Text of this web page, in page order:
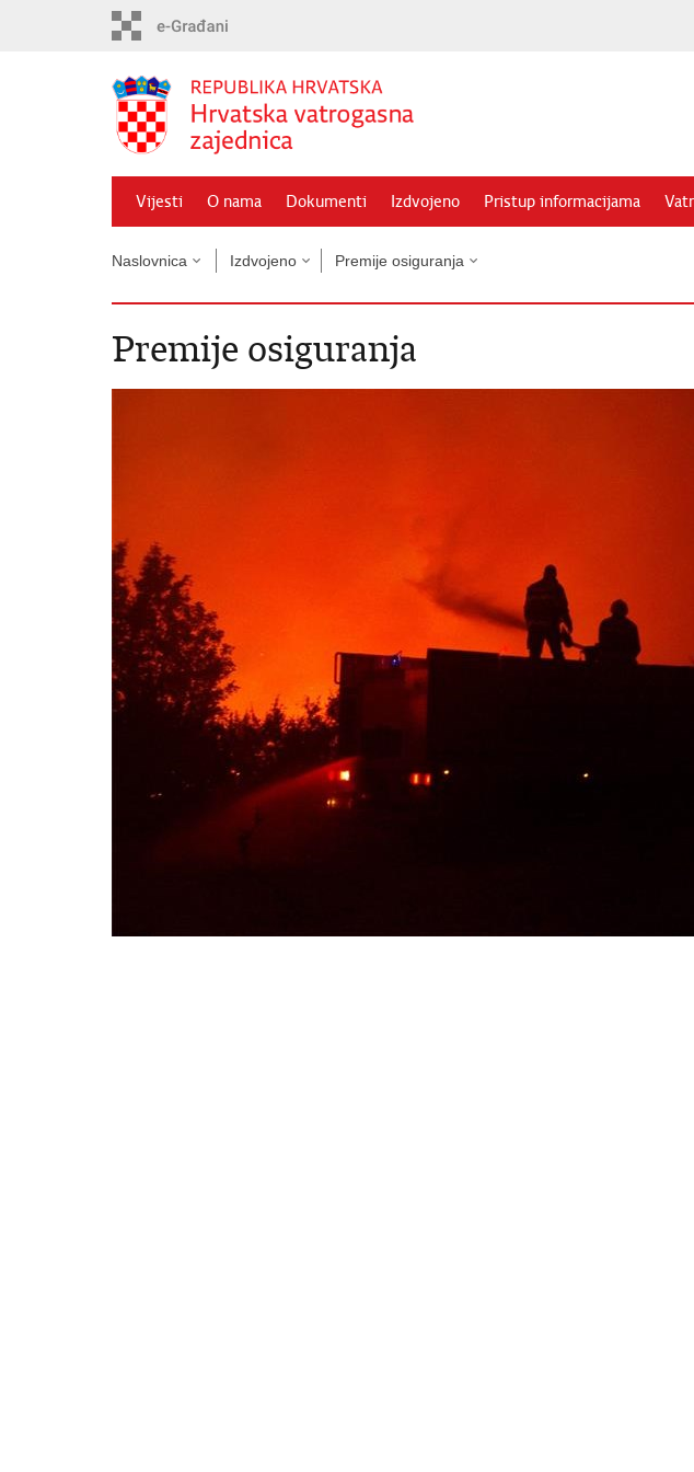
Vijesti O nama Dokumenti Izdvojeno Pristup informacijama
Naslovnica Izdvojeno Premije osiguranja
Premije osiguranja